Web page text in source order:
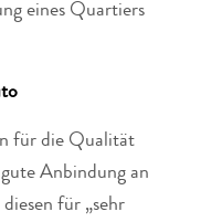
eines Quartiers
für die Qualität
Anbindung an
für „sehr